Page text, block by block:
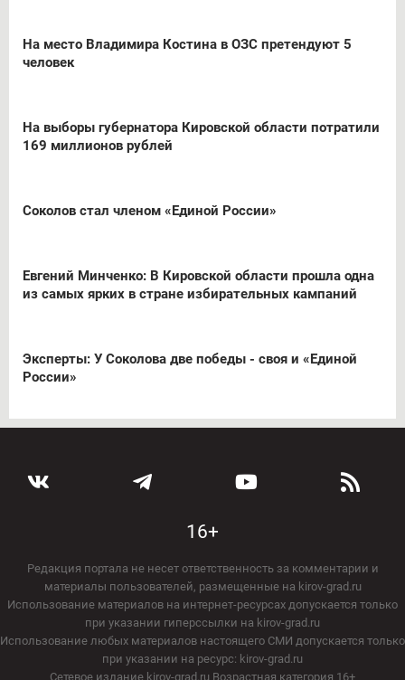
На место Владимира Костина в ОЗС претендуют 5
человек
На выборы губернатора Кировской области потратили
169 миллионов рублей
Соколов стал членом «Единой России»
Евгений Минченко: В Кировской области прошла одна
из самых ярких в стране избирательных кампаний
Эксперты: У Соколова две победы - своя и «Единой
России»
16+
Редакция портала не несет ответственность за комментарии и
материалы пользователей, размещенные на kirov-grad.ru
Использование материалов на интернет-ресурсах допускается только
при указании гиперссылки на kirov-grad.ru
Использование любых материалов настоящего СМИ допускается только
при указании на ресурс: kirov-grad.ru
Сетевое издание kirov-grad.ru Возрастная категория 16+